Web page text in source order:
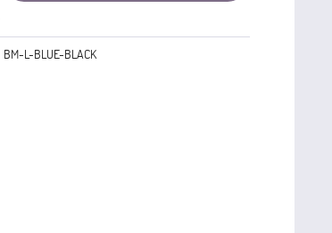
BM-L-BLUE-BLACK